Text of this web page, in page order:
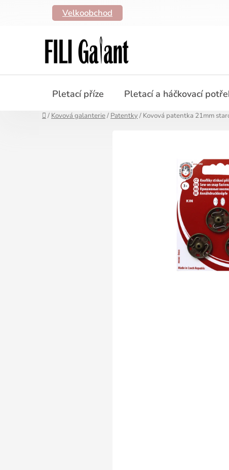
Velkoobchod
Pletací příze Pletací a háčkovací
Domů
/ Kovová galanterie/ Patentky/ Kovová patentka 21mm